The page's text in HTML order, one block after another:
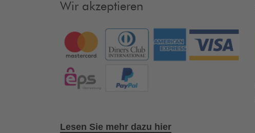
Wir akzeptieren
Lesen Sie mehr dazu hier